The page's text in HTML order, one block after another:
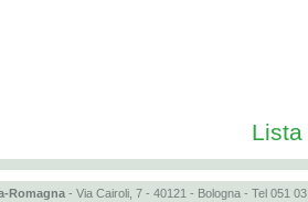
Romagna - Via Cairoli, 7 - 40121 - Bologna - Tel 051